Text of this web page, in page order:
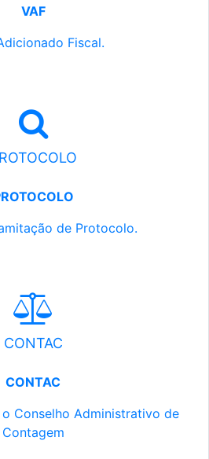
VAF
Fiscal.
de Protocolo.
CONTAC
CONTAC
Conselho Administrativo de
Contagem